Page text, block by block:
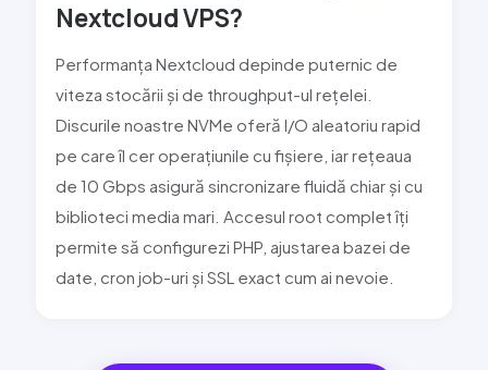
Nextcloud VPS?
Performanța Nextcloud depinde puternic de
viteza stocării și de throughput-ul rețelei.
Discurile noastre NVMe oferă I/O aleatoriu rapid
pe care îl cer operațiunile cu fișiere, iar rețeaua
de 10 Gbps asigură sincronizare fluidă chiar și cu
biblioteci media mari. Accesul root complet îți
permite să configurezi PHP, ajustarea bazei de
date, cron job-uri și SSL exact cum ai nevoie.